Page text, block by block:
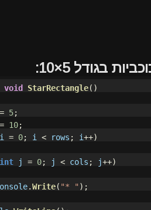
בגודל 5×10:
void StarRectangle()
= 5;
= 10;
i = 0; i < rows ; i++)
int j = 0; j < cols ; j++)
.Write( "* " );